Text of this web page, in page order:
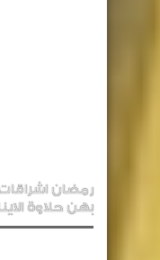
رمضان
بهن حلاوة الاينان ..1444